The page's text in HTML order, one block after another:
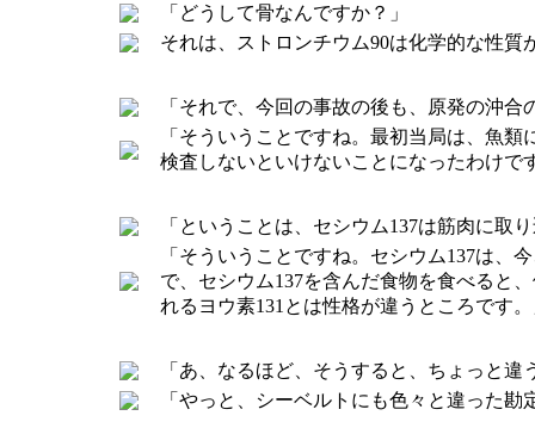
「どうして骨なんですか？」
それは、ストロンチウム90は化学的な性
「それで、今回の事故の後も、原発の沖
「そういうことですね。最初当局は、魚
検査しないといけないことになったわけで
「ということは、セシウム137は筋肉に取
「そういうことですね。セシウム137は、
で、セシウム137を含んだ食物を食べると
れるヨウ素131とは性格が違うところです
「あ、なるほど、そうすると、ちょっと
「やっと、シーベルトにも色々と違った